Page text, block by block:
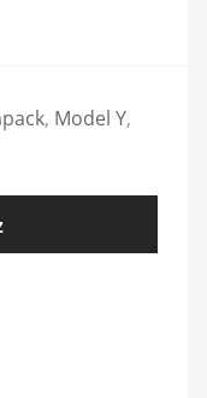
, Model Y,